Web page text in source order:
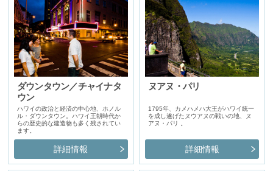
ダウンタウン／チャイナタ
ウン
ハワイの政治と経済の中心地、ホノル
ル・ダウンタウン。ハワイ王朝時代か
らの歴史的な建造物も多く残されてい
ます。
詳細情報
ヌアヌ・パリ
1795年、カメハメハ大王がハワイ統一
を成し遂げたヌウアヌの戦いの地、ヌ
アヌ・パリ 。
詳細情報